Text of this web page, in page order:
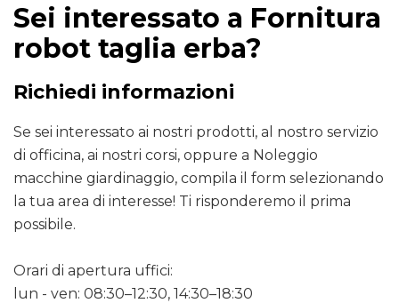
Sei interessato a Fornitura
robot taglia erba?
Richiedi informazioni
Se sei interessato ai nostri prodotti, al nostro servizio
di officina, ai nostri corsi, oppure a Noleggio
macchine giardinaggio, compila il form selezionando
la tua area di interesse! Ti risponderemo il prima
possibile.
Orari di apertura uffici:
lun - ven: 08:30–12:30, 14:30–18:30